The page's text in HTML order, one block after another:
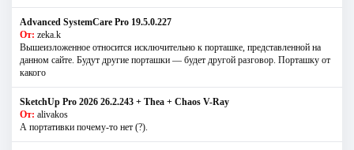
Advanced SystemCare Pro 19.5.0.227
От: zeka.k
Вышеизложенное относится исключительно к порташке, представленной на
данном сайте. Будут другие порташки — будет другой разговор. Порташку от
какого
SketchUp Pro 2026 26.2.243 + Thea + Chaos V-Ray
От: alivakos
А портативки почему-то нет (?).